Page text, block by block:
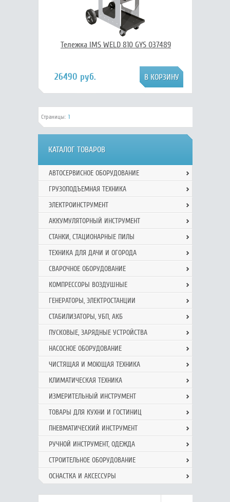
Тележка IMS WELD 810 GYS 037489
26490 руб.
Страницы: 1
КАТАЛОГ ТОВАРОВ
АВТОСЕРВИСНОЕ ОБОРУДОВАНИЕ
ГРУЗОПОДЪЕМНАЯ ТЕХНИКА
ЭЛЕКТРОИНСТРУМЕНТ
АККУМУЛЯТОРНЫЙ ИНСТРУМЕНТ
СТАНКИ, СТАЦИОНАРНЫЕ ПИЛЫ
ТЕХНИКА ДЛЯ ДАЧИ И ОГОРОДА
СВАРОЧНОЕ ОБОРУДОВАНИЕ
КОМПРЕССОРЫ ВОЗДУШНЫЕ
ГЕНЕРАТОРЫ, ЭЛЕКТРОСТАНЦИИ
СТАБИЛИЗАТОРЫ, УБП, АКБ
ПУСКОВЫЕ, ЗАРЯДНЫЕ УСТРОЙСТВА
НАСОСНОЕ ОБОРУДОВАНИЕ
ЧИСТЯЩАЯ И МОЮЩАЯ ТЕХНИКА
КЛИМАТИЧЕСКАЯ ТЕХНИКА
ИЗМЕРИТЕЛЬНЫЙ ИНСТРУМЕНТ
ТОВАРЫ ДЛЯ КУХНИ И ГОСТИНИЦ
ПНЕВМАТИЧЕСКИЙ ИНСТРУМЕНТ
РУЧНОЙ ИНCТРУМЕНТ, ОДЕЖДА
СТРОИТЕЛЬНОЕ ОБОРУДОВАНИЕ
ОСНАСТКА И АКСЕССУРЫ